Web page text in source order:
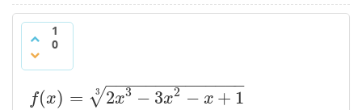
1
0
f(x) = 2x3 − 3x2 − x + 1
− −
−−−−−−−−−−−−
√
3
f( x)=2x3− 3x 2−x+ 13